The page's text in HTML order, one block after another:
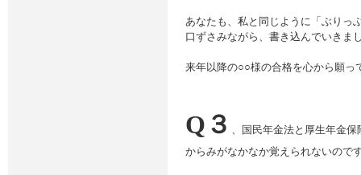
あなたも、私と同じように「ぶりっ
口ずさみながら、書き込んでいきま
来年以降の○○様の合格を心から願っ
Q３ 、国民年金法と厚生年金
からみがなかなか覚えられないので